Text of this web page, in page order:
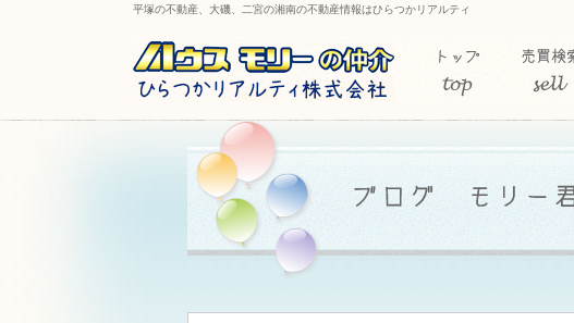
平塚の不動産、大磯、二宮の湘南の不動産情報はひらつかリアルティ